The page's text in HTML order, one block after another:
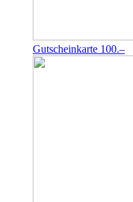
Gutscheinkarte 100.–